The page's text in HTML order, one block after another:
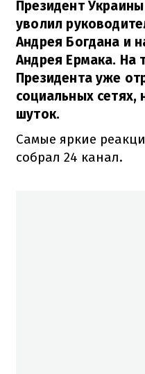
Президент
уволил
Андрея Богдана и
Андрея Ермака. На
Президента уже
социальных сетях,
шуток.
Самые яркие
собрал 24 канал.